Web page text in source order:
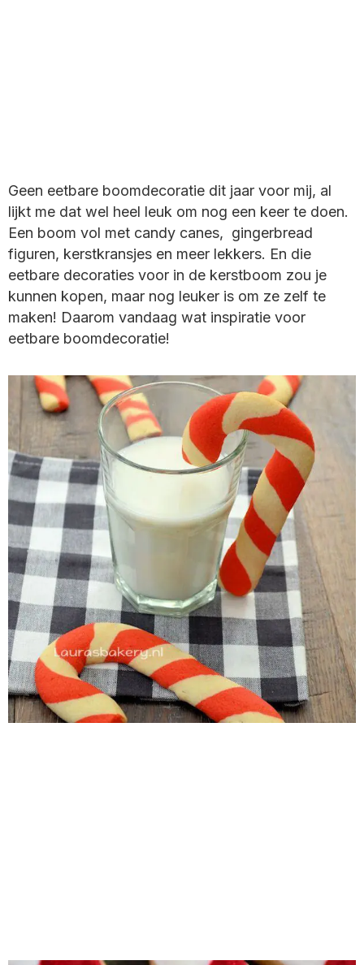
Geen eetbare boomdecoratie dit jaar voor mij, al
lijkt me dat wel heel leuk om nog een keer te doen.
Een boom vol met candy canes, gingerbread
figuren, kerstkransjes en meer lekkers. En die
eetbare decoraties voor in de kerstboom zou je
kunnen kopen, maar nog leuker is om ze zelf te
maken! Daarom vandaag wat inspiratie voor
eetbare boomdecoratie!